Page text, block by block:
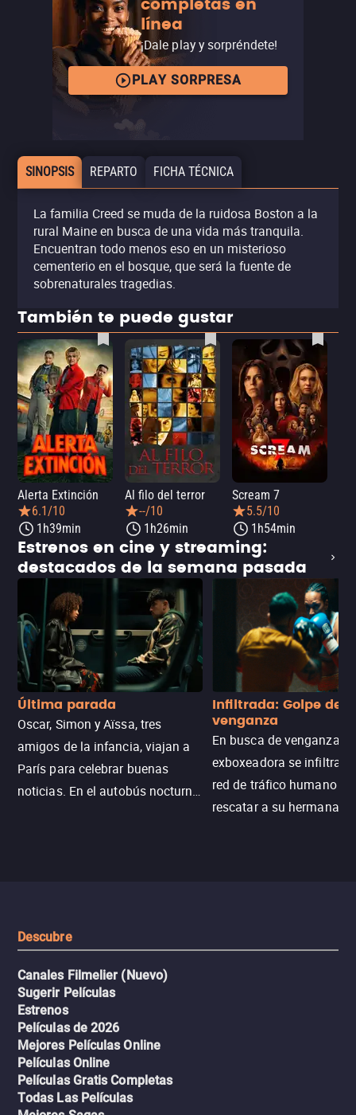
línea
¡Dale play y sorpréndete!
PLAY SORPRESA
SINOPSIS REPARTO FICHA TÉCNICA
La familia Creed se muda de la ruidosa Boston a la
rural Maine en busca de una vida más tranquila.
Encuentran todo menos eso en un misterioso
cementerio en el bosque, que será la fuente de
sobrenaturales tragedias.
También te puede gustar
Alerta Extinción
6.1/10
1h39min
Al filo del terror
--/10
1h26min
Scream 7
5.5/10
1h54min
Estrenos en cine y streaming:
destacados de la semana pasada
Última parada
Oscar, Simon y Aïssa, tres
amigos de la infancia, viajan a
París para celebrar buenas
noticias. En el autobús nocturno
Infiltrada: Golpe de
venganza
En busca de venganza,
exboxeadora se infiltra
red de tráfico humano
rescatar a su hermana
Descubre
Canales Filmelier (Nuevo)
Sugerir Películas
Estrenos
Películas de 2026
Mejores Películas Online
Películas Online
Películas Gratis Completas
Todas Las Películas